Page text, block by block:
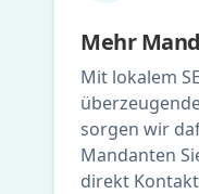
Mehr
Mit lokalem
sorgen wir
Mandanten
direkt